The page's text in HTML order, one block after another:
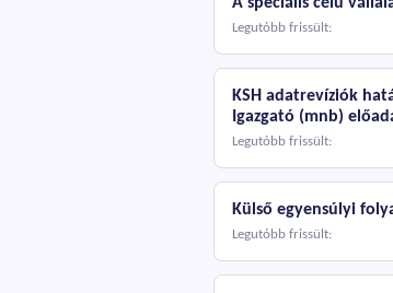
Legutóbb frissült:
KSH adatrevíziók
Igazgató (mnb)
Legutóbb frissült:
Külső egyensúlyi
Legutóbb frissült: